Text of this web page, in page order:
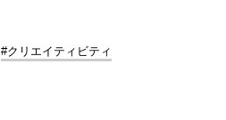
#クリエイティビティ